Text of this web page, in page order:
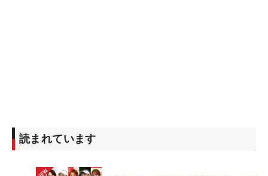
を出して、なるべくボギーを少なくできたらと思い
ます」
読まれています